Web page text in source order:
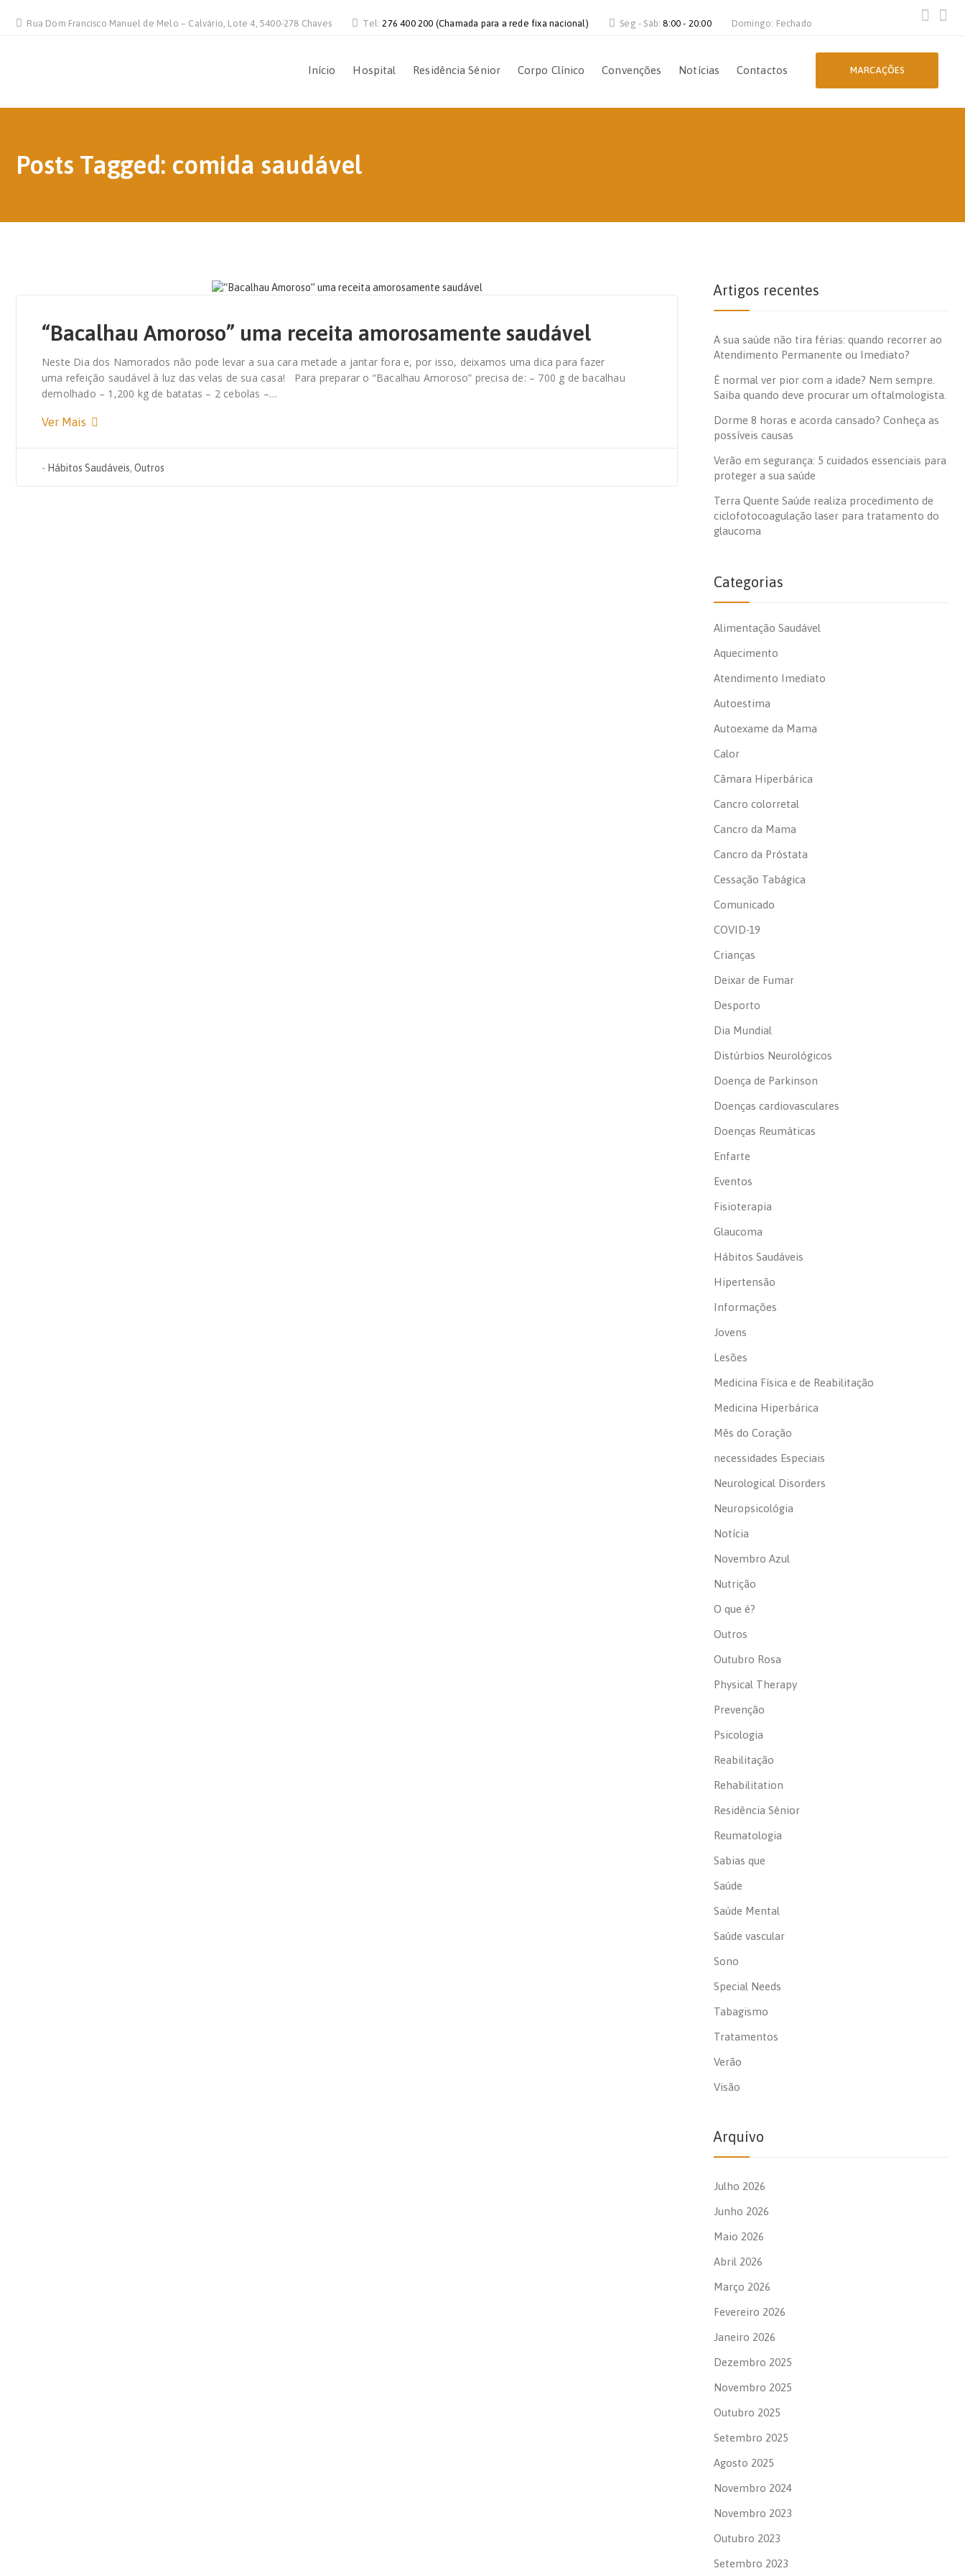
Rua Dom Francisco Manuel de Melo – Calvário, Lote 4, 5400-278 Chaves Tel:276 400 200 (Chamada para a rede fixa nacional) Seg - Sáb:8:00 - 20:00 Domingo: Fechado
Início Hospital Residência Sénior Corpo Clínico Convenções Notícias Contactos MARCAÇÕES
Posts Tagged: comida saudável
“Bacalhau Amoroso” uma receita amorosamente saudável
Neste Dia dos Namorados não pode levar a sua cara metade a jantar fora e, por isso, deixamos uma dica para fazer
uma refeição saudável à luz das velas de sua casa! Para preparar o “Bacalhau Amoroso” precisa de: – 700 g de bacalhau
demolhado – 1,200 kg de batatas – 2 cebolas –…
Ver Mais
- Hábitos Saudáveis, Outros
Artigos recentes
A sua saúde não tira férias: quando recorrer ao
Atendimento Permanente ou Imediato?
É normal ver pior com a idade? Nem sempre.
Saiba quando deve procurar um oftalmologista.
Dorme 8 horas e acorda cansado? Conheça as
possíveis causas
Verão em segurança: 5 cuidados essenciais para
proteger a sua saúde
Terra Quente Saúde realiza procedimento de
ciclofotocoagulação laser para tratamento do
glaucoma
Categorias
Alimentação Saudável
Aquecimento
Atendimento Imediato
Autoestima
Autoexame da Mama
Calor
Câmara Hiperbárica
Cancro colorretal
Cancro da Mama
Cancro da Próstata
Cessação Tabágica
Comunicado
COVID-19
Crianças
Deixar de Fumar
Desporto
Dia Mundial
Distúrbios Neurológicos
Doença de Parkinson
Doenças cardiovasculares
Doenças Reumáticas
Enfarte
Eventos
Fisioterapia
Glaucoma
Hábitos Saudáveis
Hipertensão
Informações
Jovens
Lesões
Medicina Física e de Reabilitação
Medicina Hiperbárica
Mês do Coração
necessidades Especiais
Neurological Disorders
Neuropsicológia
Notícia
Novembro Azul
Nutrição
O que é?
Outros
Outubro Rosa
Physical Therapy
Prevenção
Psicologia
Reabilitação
Rehabilitation
Residência Sénior
Reumatologia
Sabias que
Saúde
Saúde Mental
Saúde vascular
Sono
Special Needs
Tabagismo
Tratamentos
Verão
Visão
Arquivo
Julho 2026
Junho 2026
Maio 2026
Abril 2026
Março 2026
Fevereiro 2026
Janeiro 2026
Dezembro 2025
Novembro 2025
Outubro 2025
Setembro 2025
Agosto 2025
Novembro 2024
Novembro 2023
Outubro 2023
Setembro 2023